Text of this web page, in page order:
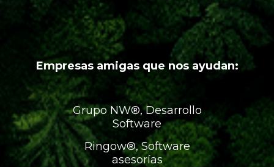
Empresas amigas que nos ayudan:
Grupo NW®, Desarrollo
Software
Ringow®, Software
asesorías